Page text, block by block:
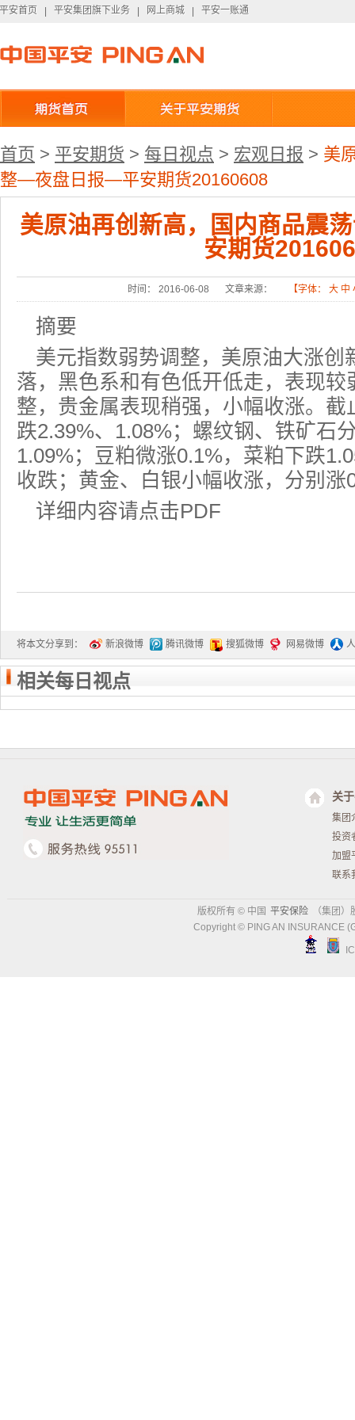
平安首页
平安首页 平安集团旗下业务
平安集团旗下业务 网上商城
网上商城 平安一账通
平安一账通
首页 > 平安期货 > 每日视点 > 宏观日报 > 美
整—夜盘日报—平安期货20160608
美原油再创新高，国内商品震
安期货
时间： 2016-06-08 文章来源： 【字体： 大 中
摘要
美元指数弱势调整，美原油大涨创
落，黑色系和有色低开低走，表现
整，贵金属表现稍强，小幅收涨。
跌2.39%、1.08%；螺纹钢、铁矿石
1.09%；豆粕微涨0.1%，菜粕下跌
收跌；黄金、白银小幅收涨，分别涨
详细内容请点击PDF
将本文分享到： 新浪微博 腾讯微博 搜狐微博 网易微博
相关每日视点
关
集团
投资
加盟
联系
版权所有 © 中国 平安保险
（集团
Copyright © PING AN INSURANCE